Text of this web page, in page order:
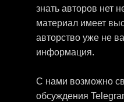
знать авторов нет
материал имеет
авторство уже не
информация.
С нами возможно
обсуждения